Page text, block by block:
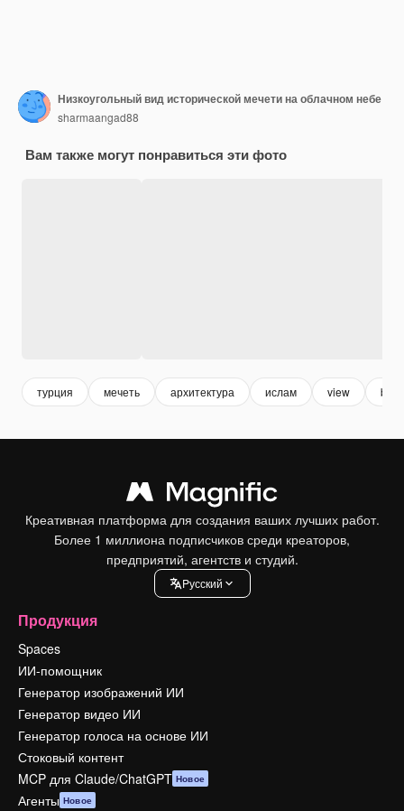
Низкоугольный вид исторической мечети на облачном небе
sharmaangad88
Вам также могут понравиться эти фото
турция мечеть архитектура ислам view
Креативная платформа для создания ваших лучших работ.
Более 1 миллиона подписчиков среди креаторов,
предприятий, агентств и студий.
Pусский
Продукция
Spaces
ИИ-помощник
Генератор изображений ИИ
Генератор видео ИИ
Генератор голоса на основе ИИ
Стоковый контент
MCP для Claude/ChatGPT Новое
Агенты Новое